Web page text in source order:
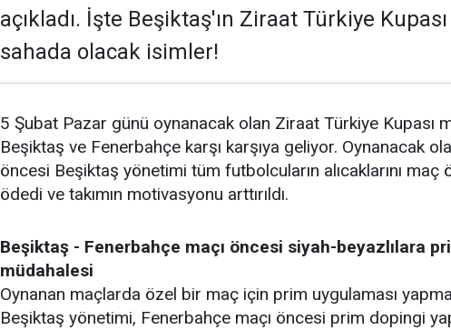
açıkladı. İşte Beşiktaş'ın Ziraat Türkiye Kupası
sahada olacak isimler!
5 Şubat Pazar günü oynanacak olan Ziraat Türkiye Kupası
Beşiktaş ve Fenerbahçe karşı karşıya geliyor. Oynanacak
öncesi Beşiktaş yönetimi tüm futbolcuların alıcaklarını maç
ödedi ve takımın motivasyonu arttırıldı.
Beşiktaş - Fenerbahçe maçı öncesi siyah-beyazlılara
müdahalesi
Oynanan maçlarda özel bir maç için prim uygulaması
Beşiktaş yönetimi, Fenerbahçe maçı öncesi prim dopingi